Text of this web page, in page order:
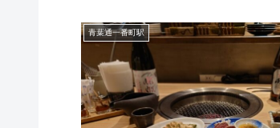
青葉通一番町駅